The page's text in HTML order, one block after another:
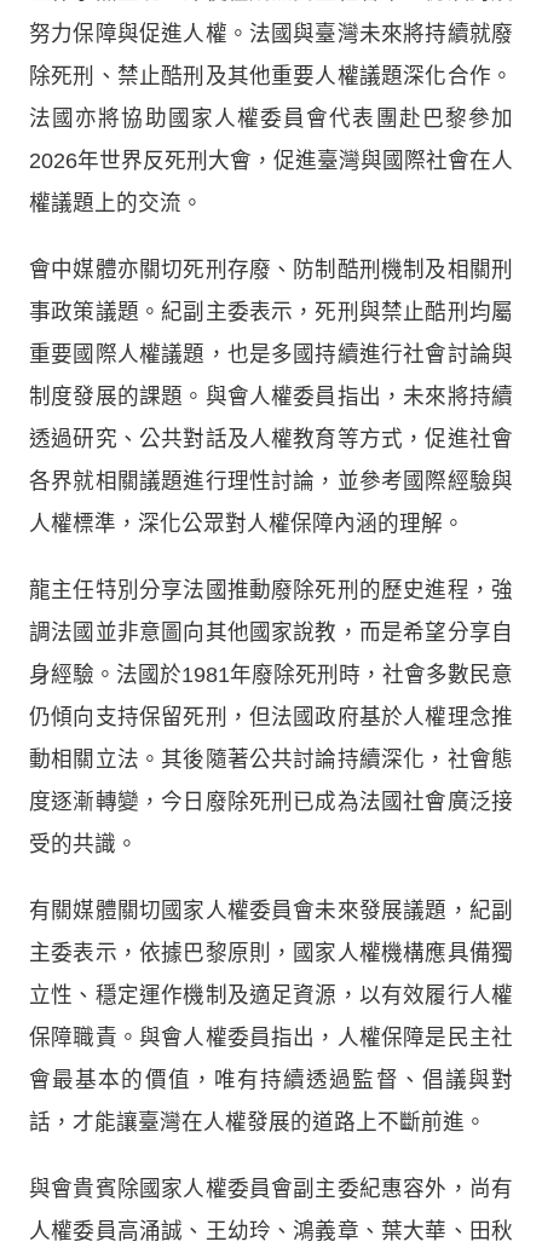
努力保障與促進人權。法國與臺灣未來將持續就廢
除死刑、禁止酷刑及其他重要人權議題深化合作。
法國亦將協助國家人權委員會代表團赴巴黎參加
2026年世界反死刑大會，促進臺灣與國際社會在人
權議題上的交流。
會中媒體亦關切死刑存廢、防制酷刑機制及相關刑
事政策議題。紀副主委表示，死刑與禁止酷刑均屬
重要國際人權議題，也是多國持續進行社會討論與
制度發展的課題。與會人權委員指出，未來將持續
透過研究、公共對話及人權教育等方式，促進社會
各界就相關議題進行理性討論，並參考國際經驗與
人權標準，深化公眾對人權保障內涵的理解。
龍主任特別分享法國推動廢除死刑的歷史進程，強
調法國並非意圖向其他國家說教，而是希望分享自
身經驗。法國於1981年廢除死刑時，社會多數民意
仍傾向支持保留死刑，但法國政府基於人權理念推
動相關立法。其後隨著公共討論持續深化，社會態
度逐漸轉變，今日廢除死刑已成為法國社會廣泛接
受的共識。
有關媒體關切國家人權委員會未來發展議題，紀副
主委表示，依據巴黎原則，國家人權機構應具備獨
立性、穩定運作機制及適足資源，以有效履行人權
保障職責。與會人權委員指出，人權保障是民主社
會最基本的價值，唯有持續透過監督、倡議與對
話，才能讓臺灣在人權發展的道路上不斷前進。
與會貴賓除國家人權委員會副主委紀惠容外，尚有
人權委員高涌誠、王幼玲、鴻義章、葉大華、田秋